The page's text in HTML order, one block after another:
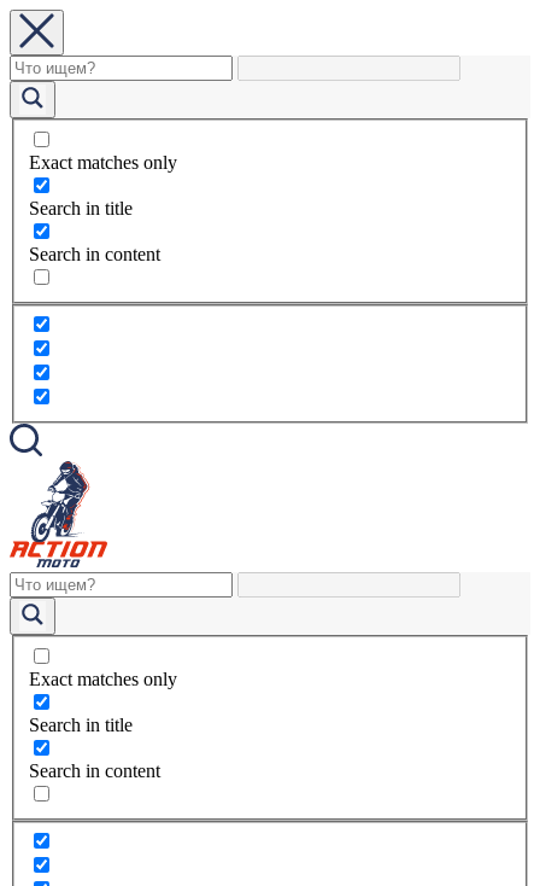
Exact matches only
Search in title
Search in content
Exact matches only
Search in title
Search in content